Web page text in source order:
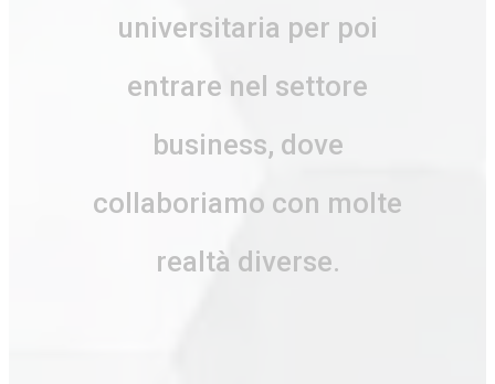
universitaria per poi
entrare nel settore
business, dove
collaboriamo con molte
realtà diverse.